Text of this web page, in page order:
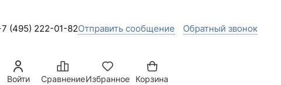
(495) 222-01-82Отправить сообщение Обратный звонок
Войти СравнениеИзбранное Корзина